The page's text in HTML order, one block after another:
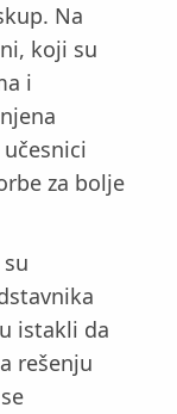
Na
koji su
i
za bolje
istakli da
rešenju